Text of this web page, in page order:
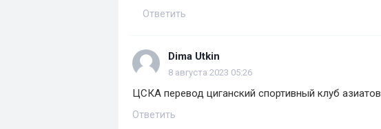
Ответить
Dima Utkin
8 августа 2023 05:26
ЦСКА перевод циганский спортивный клуб азиатов
Ответить